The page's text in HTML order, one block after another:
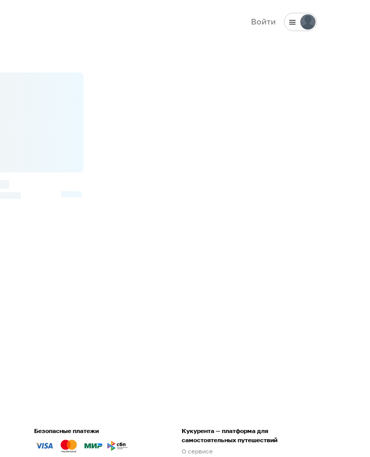
Войти
Безопасные платежи
Кукурента — платформа для
самостоятельных путешествий
О сервисе